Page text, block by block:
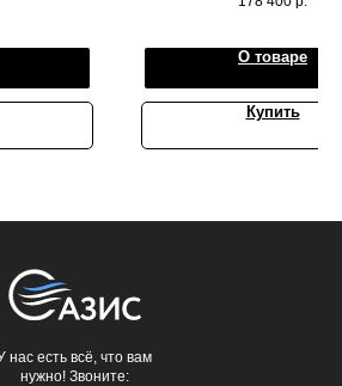
до 140 кв.м.
рекомендуемую площадь до
О товаре
Купить
нас есть всё, что вам
нужно! Звоните: